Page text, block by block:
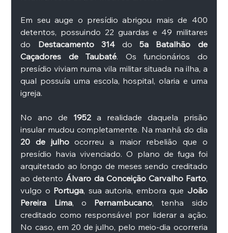
Em seu auge o presídio abrigou mais de 400
detentos, possuindo 22 guardas e 49 militares
do Destacamento 314 do 5a Batalhão de
Caçadores de Taubaté. Os funcionários do
presídio viviam numa vila militar situada na ilha, a
qual possuía uma escola, hospital, olaria e uma
igreja.
No ano de 1952 a realidade daquela prisão
20 de julho ocorreu a maior rebelião que o
presídio havia vivenciado. O plano de fuga foi
arquitetado ao longo de meses sendo creditado
ao detento Álvaro da Conceição Carvalho Farto,
vulgo o Portuga, sua autoria, embora que João
Pereira Lima, o Pernambucano, tenha sido
creditado como responsável por liderar a ação.
No caso, em 20 de julho, pelo meio-dia ocorreria